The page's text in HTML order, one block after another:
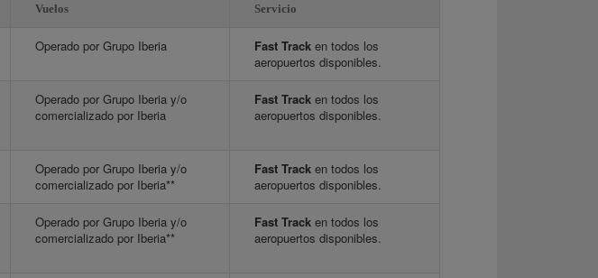
Vuelos Servicio
Operado por Grupo Iberia Fast Track en todos los
aeropuertos disponibles.
Operado por Grupo Iberia y/o
comercializado por Iberia
Fast Track en todos los
aeropuertos disponibles.
Operado por Grupo Iberia y/o
comercializado por Iberia**
Fast Track en todos los
aeropuertos disponibles.
Operado por Grupo Iberia y/o
comercializado por Iberia**
Fast Track en todos los
aeropuertos disponibles.